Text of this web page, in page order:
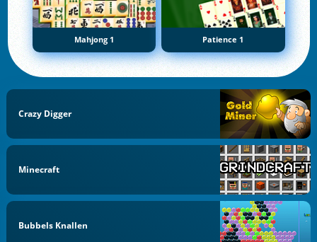
Mahjong 1 Patience 1
Crazy Digger
Minecraft
Bubbels Knallen